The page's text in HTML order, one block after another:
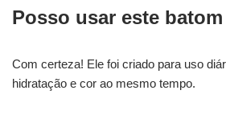
Posso usar este
Com certeza! Ele foi criado para uso
hidratação e cor ao mesmo tempo.